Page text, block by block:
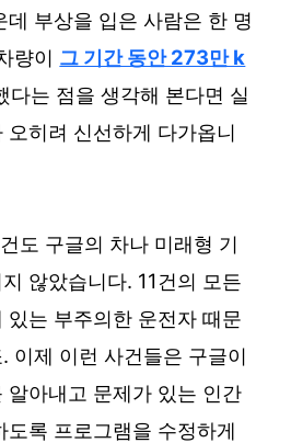
데 부상을 입은 사람은 한 명
량이 그 기간 동안 273만 k
다는 점을 생각해 본다면 실
히려 신선하게 다가옵니
도 구글의 차나 미래형 기
않았습니다. 11건의 모든
있는 부주의한 운전자 때문
이제 이런 사건들은 구글이
알아내고 문제가 있는 인간
도록 프로그램을 수정하게